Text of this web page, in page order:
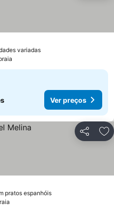
variadasVer preços
Ver preços
Partilhar
pratos espanhóisVer preços